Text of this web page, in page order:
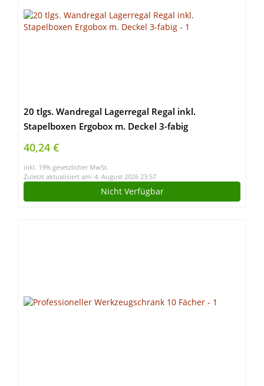
20 tlgs. Wandregal Lagerregal Regal inkl.
Stapelboxen Ergobox m. Deckel 3-fabig
40,24 €
inkl. 19% gesetzlicher MwSt.
Zuletzt aktualisiert am: 4. August 2026 23:57
Nicht Verfügbar